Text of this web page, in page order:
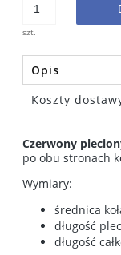
szt.
Opis
Koszty
Cena nie
Czerwony
po obu stronach
Wymiary:
średnica
długość
długość